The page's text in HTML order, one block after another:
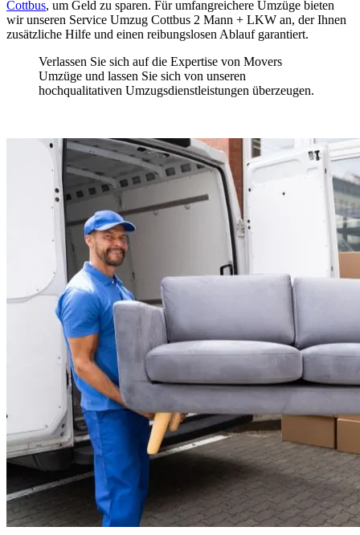
Cottbus, um Geld zu sparen. Für umfangreichere Umzüge bieten
wir unseren Service Umzug Cottbus 2 Mann + LKW an, der Ihnen
zusätzliche Hilfe und einen reibungslosen Ablauf garantiert.
Verlassen Sie sich auf die Expertise von Movers
Umzüge und lassen Sie sich von unseren
hochqualitativen Umzugsdienstleistungen überzeugen.